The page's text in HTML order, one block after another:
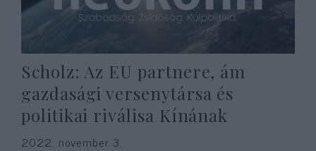
Scholz: Az EU partnere, ám
gazdasági versenytársa és
politikai riválisa Kínának
2022. november 3.